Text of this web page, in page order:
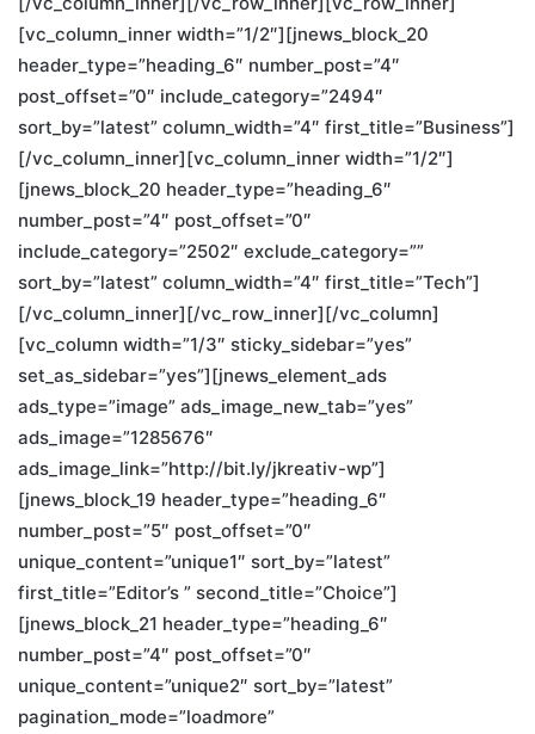
[vc_column_inner width=”1/2″][jnews_block_20
header_type=”heading_6″ number_post=”4″
post_offset=”0″ include_category=”2494″
sort_by=”latest” column_width=”4″ first_title=”Business”]
[/vc_column_inner][vc_column_inner width=”1/2″]
[jnews_block_20 header_type=”heading_6″
number_post=”4″ post_offset=”0″
include_category=”2502″ exclude_category=””
sort_by=”latest” column_width=”4″ first_title=”Tech”]
[/vc_column_inner][/vc_row_inner][/vc_column]
[vc_column width=”1/3″ sticky_sidebar=”yes”
set_as_sidebar=”yes”][jnews_element_ads
ads_type=”image” ads_image_new_tab=”yes”
ads_image=”1285676″
ads_image_link=”http://bit.ly/jkreativ-wp”]
[jnews_block_19 header_type=”heading_6″
number_post=”5″ post_offset=”0″
unique_content=”unique1″ sort_by=”latest”
first_title=”Editor’s ” second_title=”Choice”]
[jnews_block_21 header_type=”heading_6″
number_post=”4″ post_offset=”0″
unique_content=”unique2″ sort_by=”latest”
pagination_mode=”loadmore”